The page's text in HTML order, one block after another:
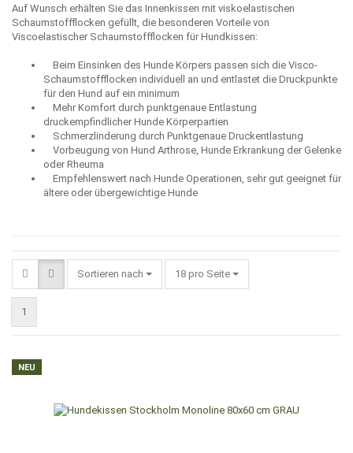
Auf Wunsch erhälten Sie das Innenkissen mit viskoelastischen
Schaumstoffflocken gefüllt, die besonderen Vorteile von
Viscoelastischer Schaumstoffflocken für Hundkissen:
Beim Einsinken des Hunde Körpers passen sich die Visco-
Schaumstoffflocken individuell an und entlastet die Druckpunkte
für den Hund auf ein minimum
Mehr Komfort durch punktgenaue Entlastung
druckempfindlicher Hunde Körperpartien
Schmerzlinderung durch Punktgenaue Druckentlastung
Vorbeugung von Hund Arthrose, Hunde Erkrankung der Gelenke
oder Rheuma
Empfehlenswert nach Hunde Operationen, sehr gut geeignet für
ältere oder übergewichtige Hunde
Sortieren nach
Sortieren nach 18 pro Seite
pro Seite
1
NEU